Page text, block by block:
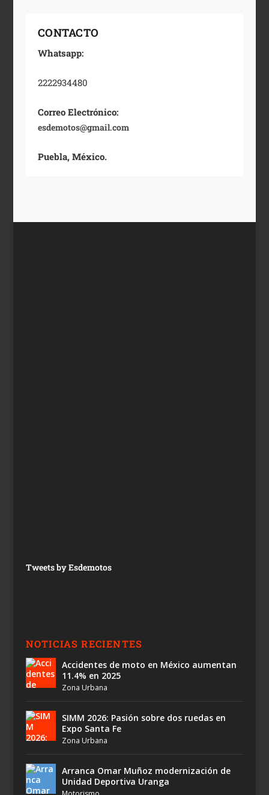
CONTACTO
Whatsapp:
2222934480
Correo Electrónico:
esdemotos@gmail.com
Puebla, México.
Tweets by Esdemotos
NOTICIAS RECIENTES
Accidentes de moto en México aumentan
11.4% en 2025
Zona Urbana
SIMM 2026: Pasión sobre dos ruedas en
Expo Santa Fe
Zona Urbana
Arranca Omar Muñoz modernización de
Unidad Deportiva Uranga